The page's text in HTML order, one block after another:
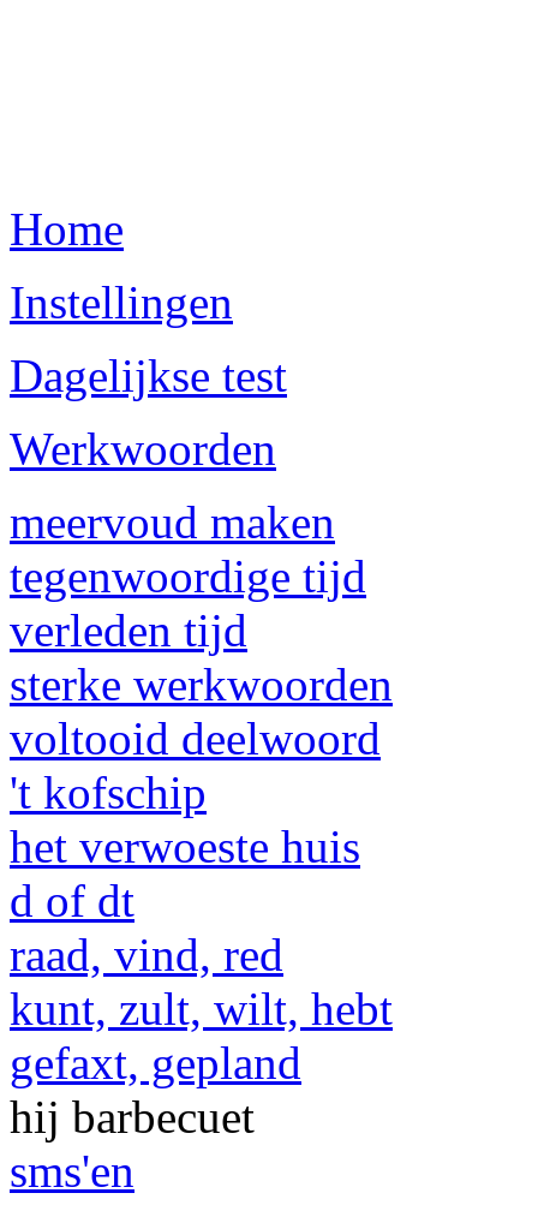
Home
Instellingen
Dagelijkse test
Werkwoorden
meervoud maken
tegenwoordige tijd
verleden tijd
sterke werkwoorden
voltooid deelwoord
't kofschip
het verwoeste huis
d of dt
raad, vind, red
kunt, zult, wilt, hebt
gefaxt, gepland
hij barbecuet
sms'en